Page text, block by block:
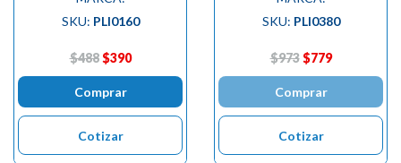
SKU: PLI0160
$488 $390
Comprar
Cotizar
SKU: PLI0380
$973 $779
Comprar
Cotizar